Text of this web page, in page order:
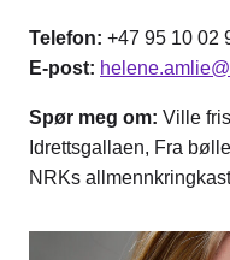
Telefon: +47 95 10 02
E-post:
Spør meg om: Ville
Idrettsgallaen, Fra
NRKs